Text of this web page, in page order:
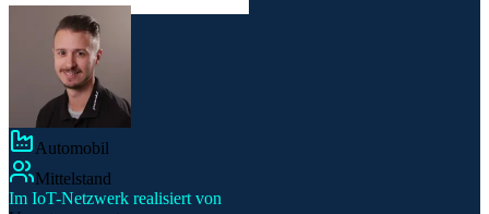
Automobil
Mittelstand
Im IoT-Netzwerk realisiert von